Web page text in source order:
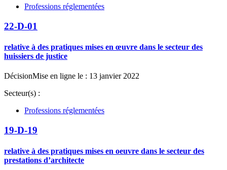
Professions réglementées
22-D-01
relative à des pratiques mises en œuvre dans le secteur des
huissiers de justice
DécisionMise en ligne le : 13 janvier 2022
Secteur(s) :
Professions réglementées
19-D-19
relative à des pratiques mises en oeuvre dans le secteur des
prestations d’architecte